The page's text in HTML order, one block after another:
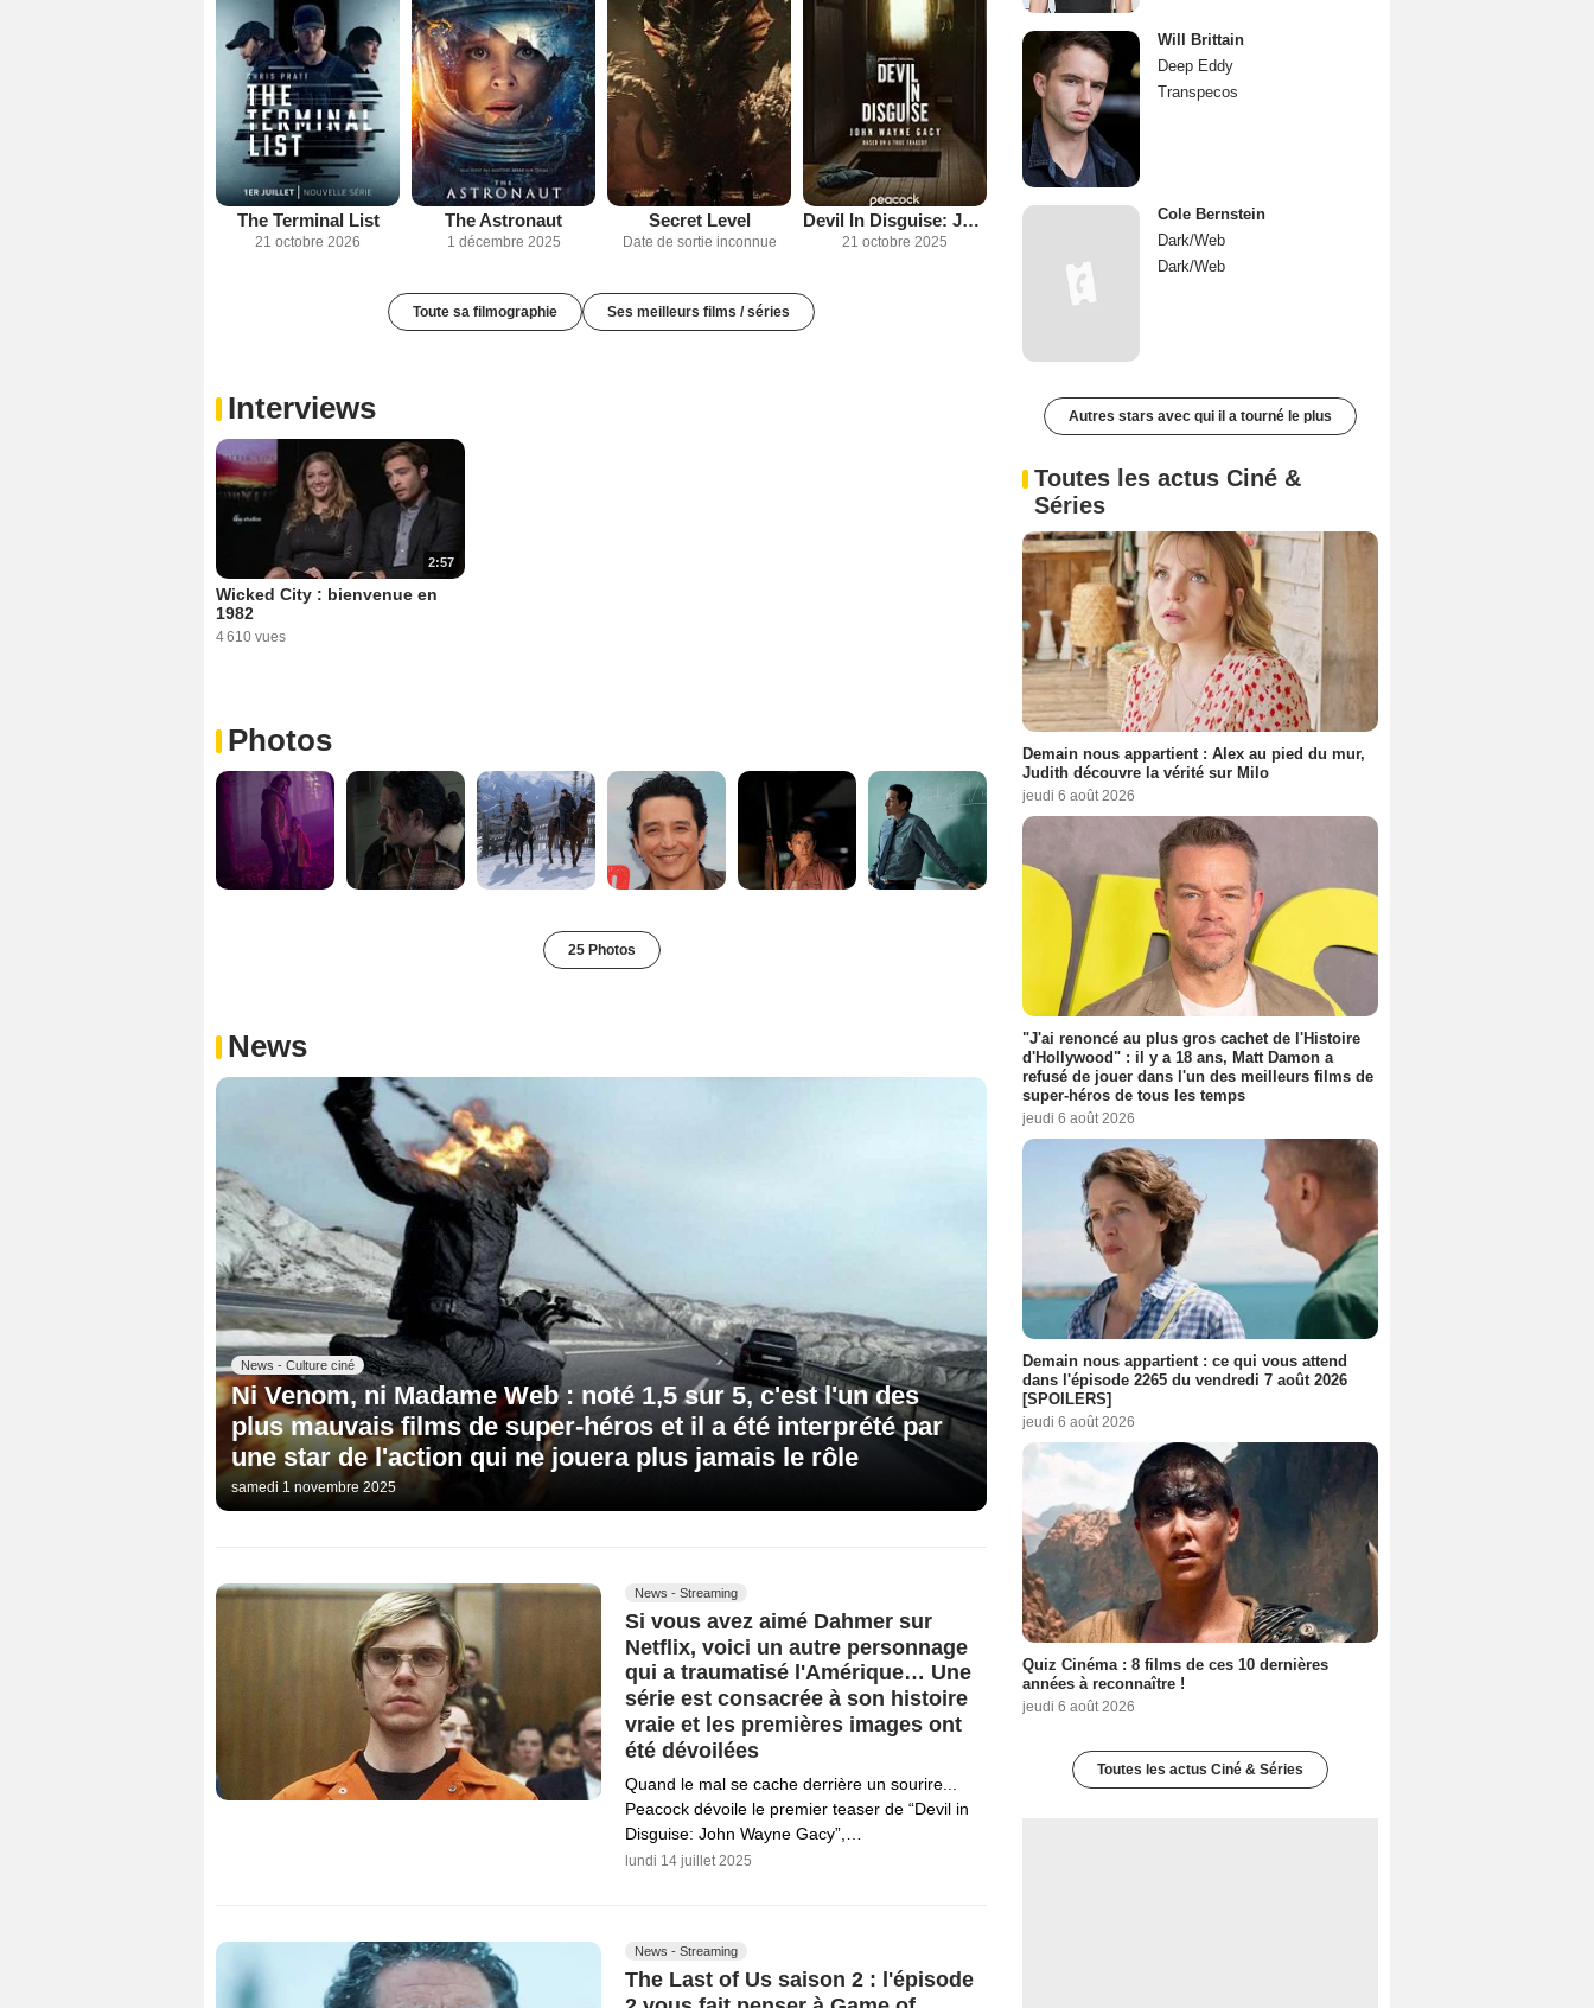
The Terminal List
21 octobre 2026
The Astronaut
1 décembre 2025
Secret Level
Date de sortie inconnue
Devil In Disguise: John Wayne Gacy
21 octobre 2025
Toute sa filmographie Ses meilleurs films / séries
Interviews
2:57
Wicked City : bienvenue en
1982
4 610 vues
Photos
25 Photos
News
News - Culture ciné
Ni Venom, ni Madame Web : noté 1,5 sur 5, c'est l'un des
plus mauvais films de super-héros et il a été interprété par
une star de l'action qui ne jouera plus jamais le rôle
samedi 1 novembre 2025
News - Streaming
Si vous avez aimé Dahmer sur
Netflix, voici un autre personnage
qui a traumatisé l'Amérique… Une
série est consacrée à son histoire
vraie et les premières images ont
été dévoilées
Quand le mal se cache derrière un sourire...
Peacock dévoile le premier teaser de “Devil in
Disguise: John Wayne Gacy”,…
lundi 14 juillet 2025
News - Streaming
The Last of Us saison 2 : l'épisode
Will Brittain
Deep Eddy
Transpecos
Cole Bernstein
Dark/Web
Dark/Web
Autres stars avec qui il a tourné le plus
Toutes les actus Ciné &
Séries
Demain nous appartient : Alex au pied du mur,
Judith découvre la vérité sur Milo
jeudi 6 août 2026
"J'ai renoncé au plus gros cachet de l'Histoire
d'Hollywood" : il y a 18 ans, Matt Damon a
refusé de jouer dans l'un des meilleurs films de
super-héros de tous les temps
jeudi 6 août 2026
Demain nous appartient : ce qui vous attend
dans l'épisode 2265 du vendredi 7 août 2026
[SPOILERS]
jeudi 6 août 2026
Quiz Cinéma : 8 films de ces 10 dernières
années à reconnaître !
jeudi 6 août 2026
Toutes les actus Ciné & Séries